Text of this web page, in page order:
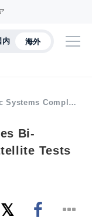
内 海外
Systems Compl…
Bi-
Tests